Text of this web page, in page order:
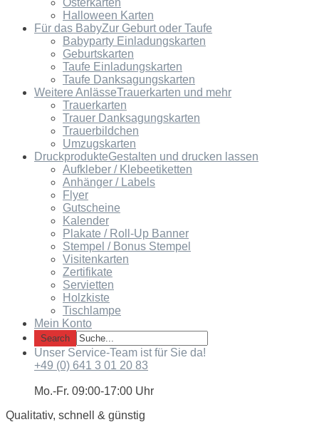
Halloween Karten
Für das BabyZur Geburt oder Taufe
Babyparty Einladungskarten
Geburtskarten
Taufe Einladungskarten
Taufe Danksagungskarten
Weitere AnlässeTrauerkarten und mehr
Trauerkarten
Trauer Danksagungskarten
Trauerbildchen
Umzugskarten
DruckprodukteGestalten und drucken lassen
Aufkleber / Klebeetiketten
Anhänger / Labels
Flyer
Gutscheine
Kalender
Plakate / Roll-Up Banner
Stempel / Bonus Stempel
Visitenkarten
Zertifikate
Servietten
Holzkiste
Tischlampe
Mein Konto
Unser Service-Team ist für Sie da!
+49 (0) 641 3 01 20 83
Mo.-Fr. 09:00-17:00 Uhr
Qualitativ, schnell & günstig